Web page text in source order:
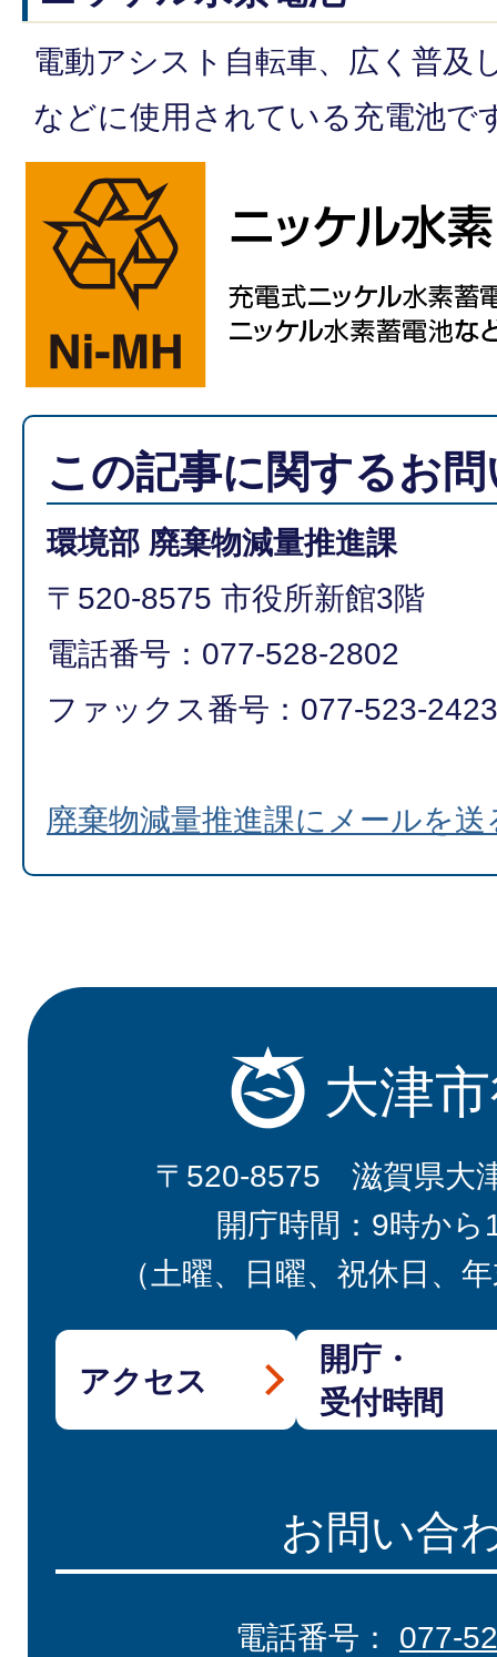
電動アシスト自転車、広く普及
などに使用されている充電池で
この記事に関するお
環境部 廃棄物減量推進課
〒520-8575 市役所新館3階
電話番号：077-528-2802
ファックス番号：077-523-2423
廃棄物減量推進課にメールを送
大津
〒520-8575 滋賀県大
開庁時間：9時から
（土曜、日曜、祝休日、
アクセス
開庁・
受付時間
お問い合
電話番号： 077-